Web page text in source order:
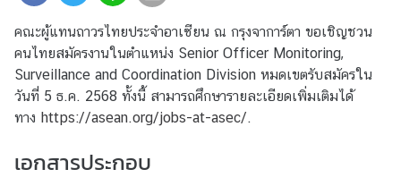
C
o
n
t
c
t
คณะผู้แทนถาวรไทยประจำอาเซียน ณ กรุงจาการ์ตา ขอเชิญชวน
คนไทยสมัครงานในตำแหน่ง Senior Officer Monitoring,
Surveillance and Coordination Division หมดเขตรับสมัครใน
วันที่ 5 ธ.ค. 2568 ทั้งนี้ สามารถศึกษารายละเอียดเพิ่มเติมได้
ทาง https://asean.org/jobs-at-asec/.
เอกสารประกอบ